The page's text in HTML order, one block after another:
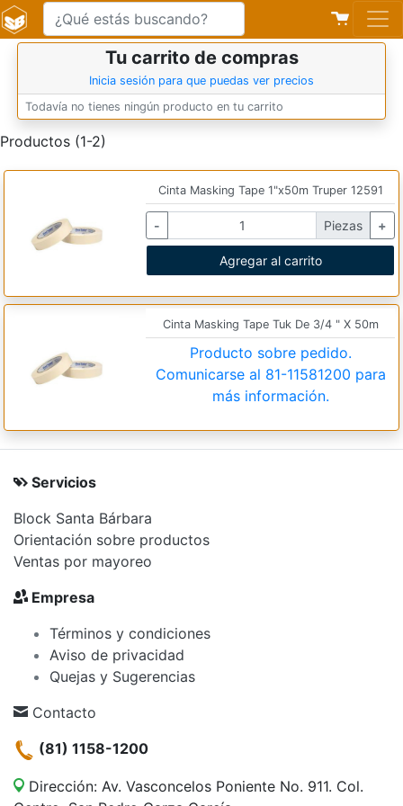
Productos (1-2)
Cinta Masking Tape 1"x50m Truper 12591
- Piezas +
Agregar al carrito
Cinta Masking Tape Tuk De 3/4 " X 50m
Producto sobre pedido.
Comunicarse al 81-11581200 para
más información.
Tu carrito de compras
Inicia sesión para que puedas ver precios
Todavía no tienes ningún producto en tu carrito
Servicios
Block Santa Bárbara
Orientación sobre productos
Ventas por mayoreo
Empresa
Términos y condiciones
Aviso de privacidad
Quejas y Sugerencias
Contacto
(81) 1158-1200
Dirección: Av. Vasconcelos Poniente No. 911. Col.